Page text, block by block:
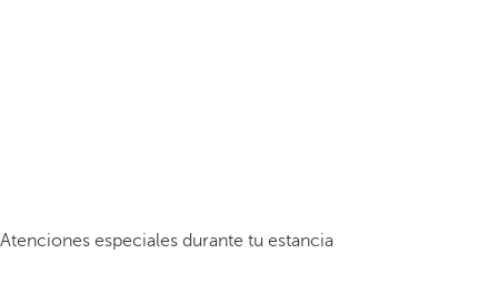
Atenciones especiales durante tu estancia